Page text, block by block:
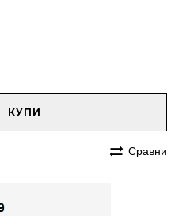
КУПИ
Сравни